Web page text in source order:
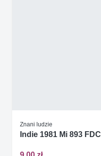
Znani ludzie
Indie 1981 Mi 893 FDC